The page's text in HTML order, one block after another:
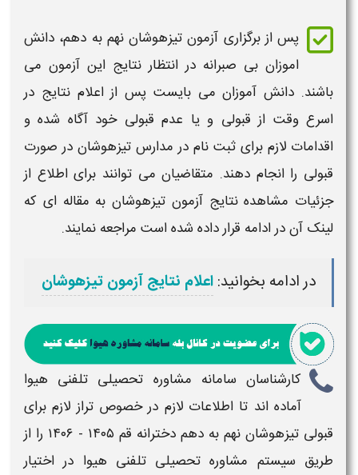
پس از برگزاری آزمون تیزهوشان نهم به دهم، دانش
اموزان بی صبرانه در انتظار نتایج این آزمون می
باشند. دانش آموزان می بایست پس از اعلام نتایج در
اسرع وقت از قبولی و یا عدم قبولیخود آگاه شده و
اقدامات لازم برای ثبت نام در مدارس تیزهوشان در صورت
قبولی را انجام دهند. متقاضیان می توانند برای اطلاع از
جزئیات مشاهده نتایجآزمون تیزهوشان به مقاله ای که
لینک آن در ادامه قرار داده شده است مراجعه نمایند.
در ادامه بخوانید:اعلام نتایج آزمون تیزهوشان
کارشناسان سامانه مشاوره تحصیلی تلفنی هیوا
آماده اند تا اطلاعات لازم در خصوصتراز لازم برای
قبولی تیزهوشان نهم به دهم دخترانه قم​ ​​۱۴۰۵ - ۱۴۰۶
را از
طریق سیستم مشاوره تحصیلی تلفنی هیوا در اختیار